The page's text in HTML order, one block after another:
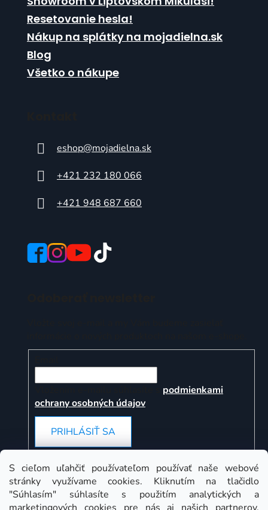
S cieľom uľahčiť používateľom používať naše webové
stránky využívame cookies. Kliknutím na tlačidlo
"Súhlasím" súhlasíte s použitím analytických a
Resetovanie hesla!
Nákup na splátky na mojadielna.sk
Blog
Všetko o nákupe
eshop@mojadielna.sk
+421 232 180 066
+421 948 687 660
podmienkami
ochrany osobných údajov
PRIHLÁSIŤ SA
Instagram